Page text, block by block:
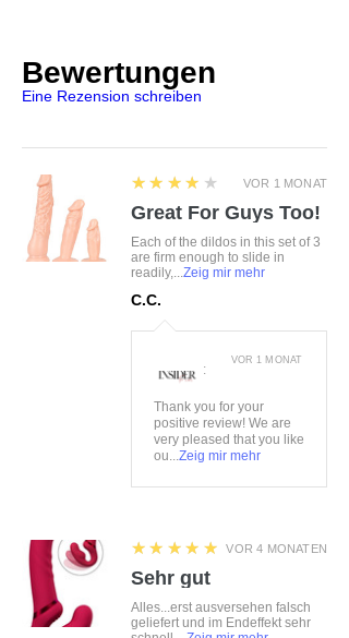
Bewertungen
Eine Rezension schreiben
VOR 1 MONAT
4
★★★★★
Great For Guys Too!
Each of the dildos in this set of 3
are firm enough to slide in
readily,...Zeig mir mehr
C.C.
:
Thank you for your
positive review! We are
very pleased that you like
ou...Zeig mir mehr
VOR 1 MONAT
VOR 4 MONATEN
5
★★★★★
Sehr gut
Alles...erst ausversehen falsch
geliefert und im Endeffekt sehr